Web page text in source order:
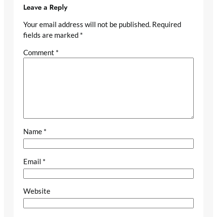
Leave a Reply
Your email address will not be published. Required
fields are marked *
Comment *
Name *
Email *
Website